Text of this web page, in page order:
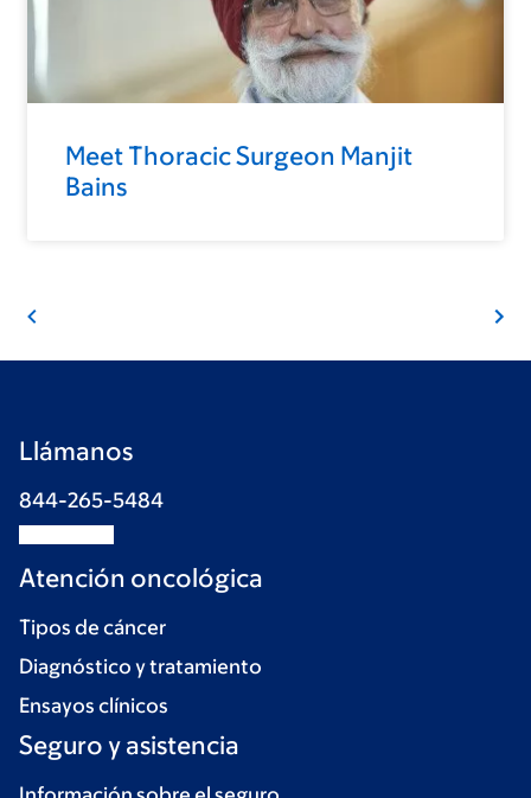
Meet Thoracic Surgeon Manjit
Bains
Llámanos
844-265-5484
Atención oncológica
Tipos de cáncer
Diagnóstico y tratamiento
Ensayos clínicos
Seguro y asistencia